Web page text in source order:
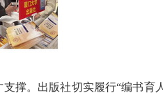
撑。出版社切实履行“编书育